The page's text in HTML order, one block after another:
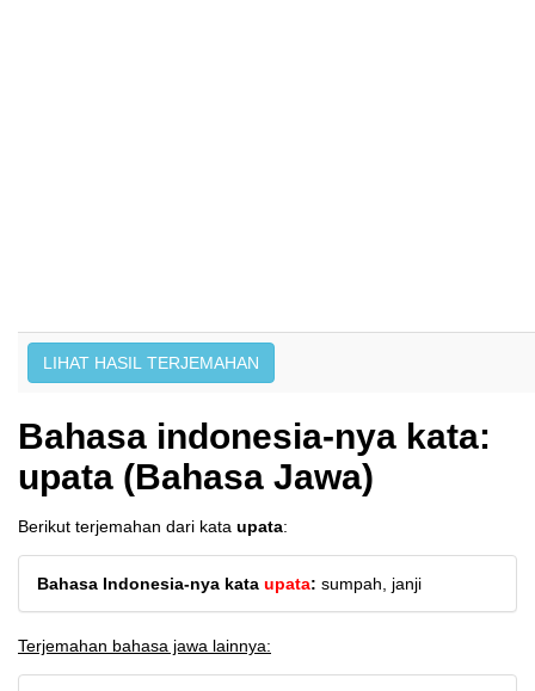
Bahasa indonesia-nya kata:
upata (Bahasa Jawa)
Berikut terjemahan dari kata upata:
Bahasa Indonesia-nya kata upata: sumpah, janji
Terjemahan bahasa jawa lainnya: